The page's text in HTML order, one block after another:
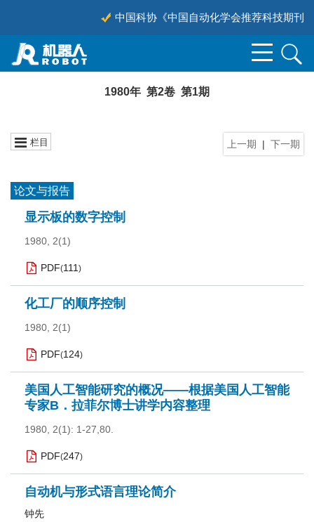
中国科协《中国自动化学会推荐科技期刊目
1980年 第2卷 第1期
上一期 | 下一期
栏目
论文与报告
显示板的数字控制
1980, 2(1)
PDF(111 )
化工厂的顺序控制
1980, 2(1)
PDF(124)
美国人工智能研究的概况——根据美国人工智能
专家B．拉菲尔博士讲学内容整理
1980, 2(1): 1-27,80.
PDF(247)
自动机与形式语言理论简介
钟先